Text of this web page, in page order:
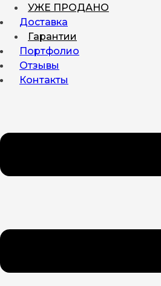
УЖЕ ПРОДАНО
Доставка
Гарантии
Портфолио
Отзывы
Контакты